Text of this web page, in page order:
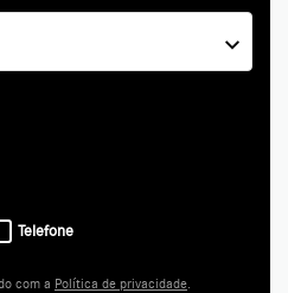
Telefone
com a Política de privacidade.